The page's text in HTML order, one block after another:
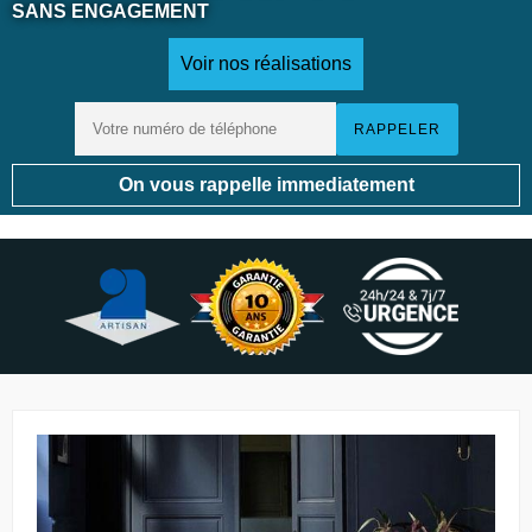
SANS ENGAGEMENT
Voir nos réalisations
On vous rappelle immediatement